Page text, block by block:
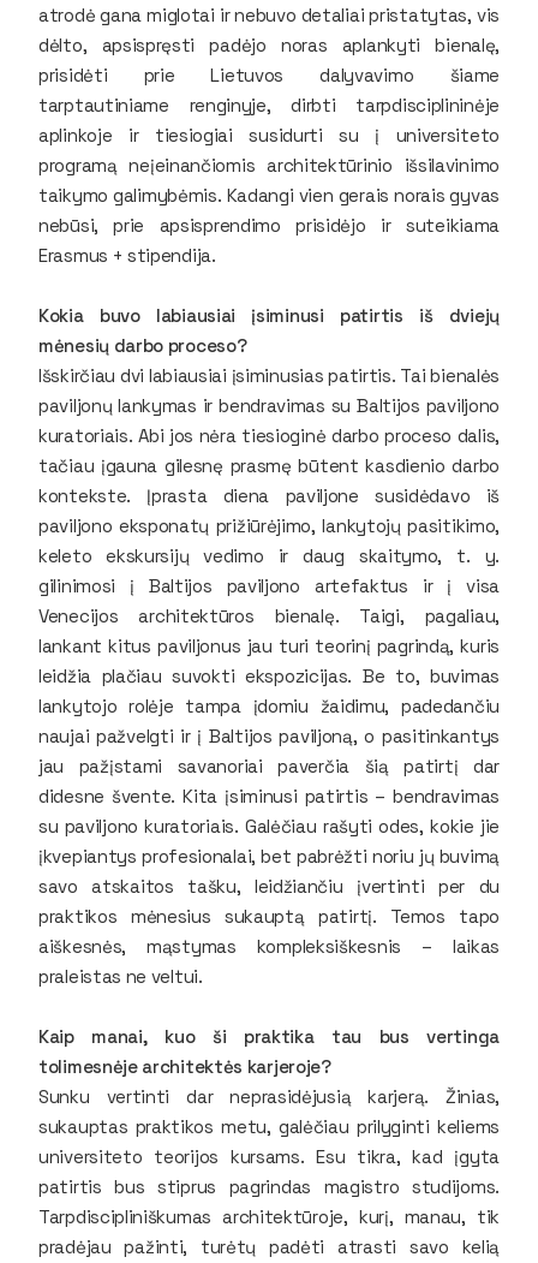
atrodė gana miglotai ir nebuvo detaliai pristatytas, vis
dėlto, apsispręsti padėjo noras aplankyti bienalę,
prisidėti prie Lietuvos dalyvavimo šiame
tarptautiniame renginyje, dirbti tarpdisciplininėje
aplinkoje ir tiesiogiai susidurti su į universiteto
programą neįeinančiomis architektūrinio išsilavinimo
taikymo galimybėmis. Kadangi vien gerais norais gyvas
nebūsi, prie apsisprendimo prisidėjo ir suteikiama
Erasmus + stipendija.
Kokia buvo labiausiai įsiminusi patirtis iš dviejų
mėnesių darbo proceso?
Išskirčiau dvi labiausiai įsiminusias patirtis. Tai bienalės
paviljonų lankymas ir bendravimas su Baltijos paviljono
kuratoriais. Abi jos nėra tiesioginė darbo proceso dalis,
tačiau įgauna gilesnę prasmę būtent kasdienio darbo
kontekste. Įprasta diena paviljone susidėdavo iš
paviljono eksponatų prižiūrėjimo, lankytojų pasitikimo,
keleto ekskursijų vedimo ir daug skaitymo, t. y.
gilinimosi į Baltijos paviljono artefaktus ir į visa
Venecijos architektūros bienalę. Taigi, pagaliau,
lankant kitus paviljonus jau turi teorinį pagrindą, kuris
leidžia plačiau suvokti ekspozicijas. Be to, buvimas
lankytojo rolėje tampa įdomiu žaidimu, padedančiu
naujai pažvelgti ir į Baltijos paviljoną, o pasitinkantys
jau pažįstami savanoriai paverčia šią patirtį dar
didesne švente. Kita įsiminusi patirtis – bendravimas
su paviljono kuratoriais. Galėčiau rašyti odes, kokie jie
įkvepiantys profesionalai, bet pabrėžti noriu jų buvimą
savo atskaitos tašku, leidžiančiu įvertinti per du
praktikos mėnesius sukauptą patirtį. Temos tapo
aiškesnės, mąstymas kompleksiškesnis – laikas
praleistas ne veltui.
Kaip manai, kuo ši praktika tau bus vertinga
tolimesnėje architektės karjeroje?
Sunku vertinti dar neprasidėjusią karjerą. Žinias,
sukauptas praktikos metu, galėčiau prilyginti keliems
universiteto teorijos kursams. Esu tikra, kad įgyta
patirtis bus stiprus pagrindas magistro studijoms.
Tarpdiscipliniškumas architektūroje, kurį, manau, tik
pradėjau pažinti, turėtų padėti atrasti savo kelią